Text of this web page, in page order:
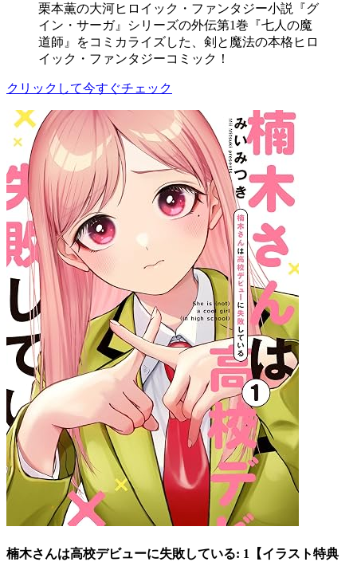
栗本薫の大河ヒロイック・ファンタジー小説『グ
イン・サーガ』シリーズの外伝第1巻『七人の魔
道師』をコミカライズした、剣と魔法の本格ヒロ
イック・ファンタジーコミック！
クリックして今すぐチェック
楠木さんは高校デビューに失敗している: 1【イラスト特典